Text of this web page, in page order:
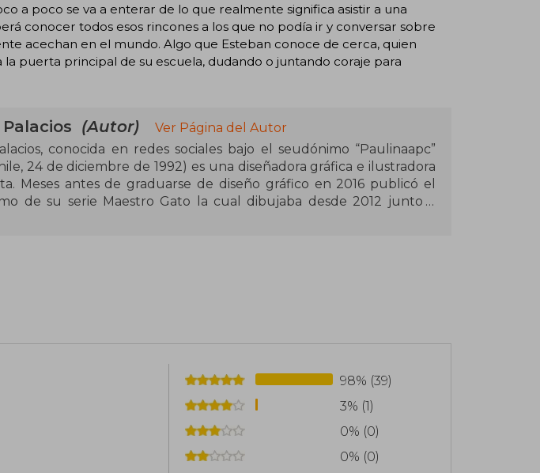
a poco se va a enterar de lo que realmente significa asistir a una
conocer todos esos rincones a los que no podía ir y conversar sobre
acechan en el mundo. Algo que Esteban conoce de cerca, quien
puerta principal de su escuela, dudando o juntando coraje para
(Autor)
Ver Página del Autor
conocida en redes sociales bajo el seudónimo “Paulinaapc”
24 de diciembre de 1992) es una diseñadora gráfica e ilustradora
Meses antes de graduarse de diseño gráfico en 2016 publicó el
de su serie Maestro Gato la cual dibujaba desde 2012 junto a
(2013) otra de sus obras que se publicó en 2019, ambas historias
hacer colaboraciones con marcas como Wacom y Clip Studio Paint.
98% (39)
3% (1)
0% (0)
0% (0)